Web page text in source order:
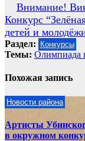
Навигация
по
записям
Внимание!
Конкурс
детей и
Раздел: Конкурсы
Темы: Олимпиада
Похожая запись
Новости района
Артисты
в окружном